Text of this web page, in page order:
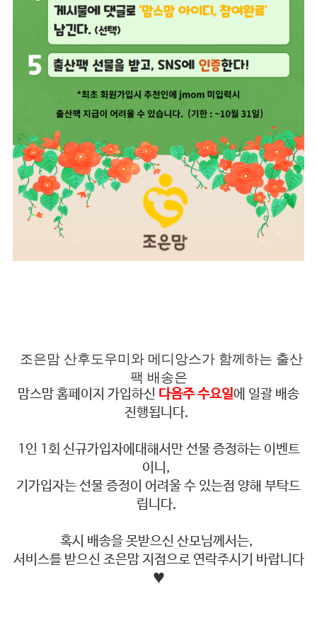
조은맘 산후도우미와 메디앙스가 함께하는 출산
팩 배송은
맘스맘 홈페이지 가입하신 다음주 수요일에 일괄 배송
진행됩니다.
1인 1회 신규가입자에대해서만 선물 증정하는 이벤트
이니,
기가입자는 선물 증정이 어려울 수 있는점 양해 부탁드
립니다.
혹시 배송을 못받으신 산모님께서는,
서비스를 받으신 조은맘 지점으로 연락주시기 바랍니다
♥